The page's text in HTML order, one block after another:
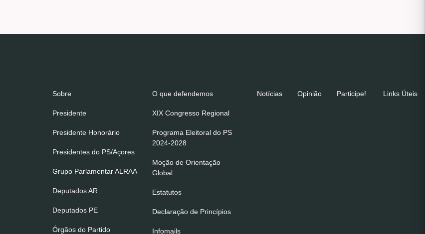
Sobre
Presidente
Presidente Honorário
Presidentes do PS/Açores
Grupo Parlamentar ALRAA
Deputados AR
Deputados PE
Órgãos do Partido
O que defendemos
XIX Congresso Regional
Programa Eleitoral do PS
2024-2028
Moção de Orientação
Global
Estatutos
Declaração de Princípios
Infomails
Notícias Opinião Participe! Links Úteis